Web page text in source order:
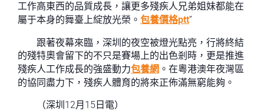
工作高東西的品質成長，讓更多殘疾人兄弟姐妹都能在
屬于本身的舞臺上綻放光榮。 包養價格ptt”
跟著夜幕來臨，深圳的夜空被燈光點亮，行將終結
的殘特奧會留下的不只是賽場上的出色剎時，更是推進
殘疾人工作成長的強盛動力包養網 。在粵港澳年夜灣區
的協同盡力下，殘疾人體育的將來正佈滿無窮能夠。
（深圳12月15日電）